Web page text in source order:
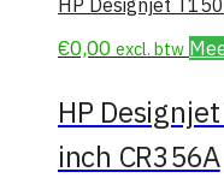
HP Designjet
€0,00 excl. btw
HP
inch CR356A